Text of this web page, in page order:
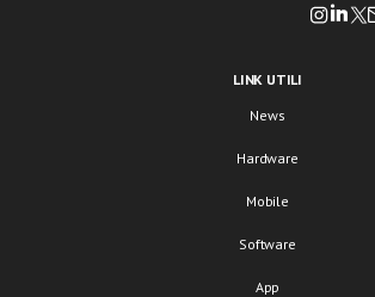
LINK UTILI
News
Hardware
Mobile
Software
App